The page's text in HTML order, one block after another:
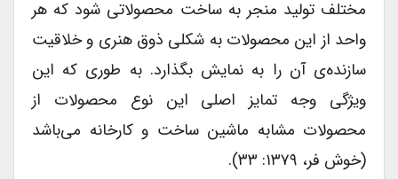
مختلف تولید منجر به ساخت محصولاتی شود که هر
واحد از این محصولات به شکلی ذوق هنری و خلاقیت
سازنده‌ی آن را به نمایش بگذارد. به طوری که این
ویژگی وجه تمایز اصلی این نوع محصولات از
محصولات مشابه ماشین ساخت و کارخانه می‌باشد
(خوش فر، ۱۳۷۹: ۳۳).